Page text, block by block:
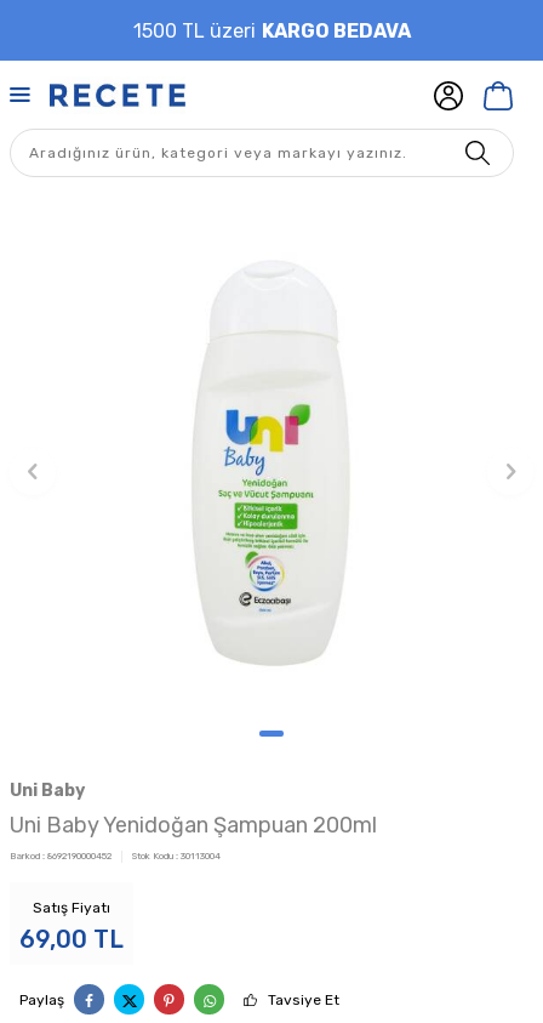
1500 TL üzeri KARGO BEDAVA
Uni Baby
Uni Baby Yenidoğan Şampuan 200ml
Barkod : 8692190000452 Stok Kodu : 30113004
Satış Fiyatı
69,00 TL
Paylaş Tavsiye Et